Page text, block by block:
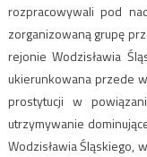
rozpracowywali pod
zorganizowaną grupę
rejonie Wodzisławia
ukierunkowana przede
prostytucji w
utrzymywanie
Wodzisławia Śląskiego,